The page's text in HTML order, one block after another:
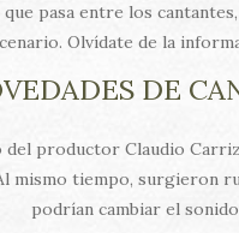
pasa entre los
Olvídate de la
DE
productor Claudio
mismo tiempo, surgieron
podrían cambiar el